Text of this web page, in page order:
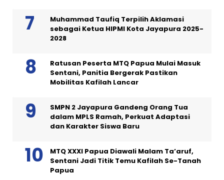
Muhammad Taufiq Terpilih Aklamasi
sebagai Ketua HIPMI Kota Jayapura 2025-
2028
Ratusan Peserta MTQ Papua Mulai Masuk
Sentani, Panitia Bergerak Pastikan
Mobilitas Kafilah Lancar
SMPN 2 Jayapura Gandeng Orang Tua
dalam MPLS Ramah, Perkuat Adaptasi
dan Karakter Siswa Baru
MTQ XXXI Papua Diawali Malam Ta’aruf,
Sentani Jadi Titik Temu Kafilah Se-Tanah
Papua